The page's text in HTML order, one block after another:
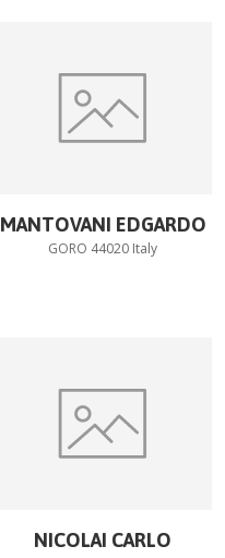
MANTOVANI EDGARDO
GORO 44020 Italy
NICOLAI CARLO